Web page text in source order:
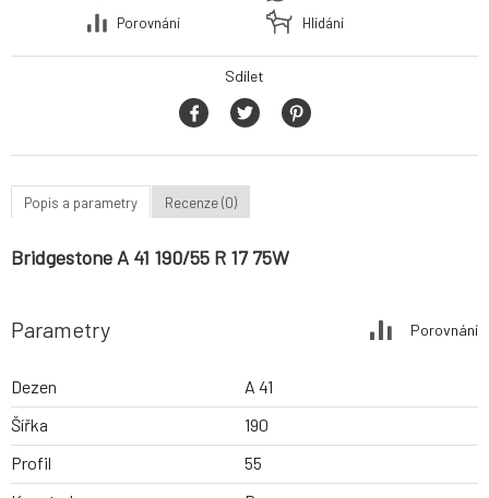
Porovnání
Hlídání
Sdílet
Popis a parametry Recenze (0)
Bridgestone A 41 190/55 R 17 75W
Parametry Porovnání
Dezen
A 41
Šířka
190
Profil
55